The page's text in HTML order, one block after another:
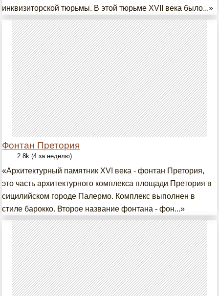
инквизиторской тюрьмы. В этой тюрьме XVII века было...»
Фонтан Претория
2.8k (4 за неделю)
«Архитектурный памятник XVI века - фонтан Претория,
это часть архитектурного комплекса площади Претория в
сицилийском городе Палермо. Комплекс выполнен в
стиле барокко. Второе название фонтана - фон...»